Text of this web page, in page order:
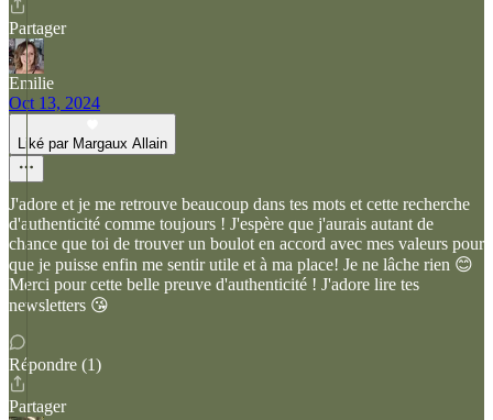
Partager
Emilie
Oct 13, 2024
Liké par Margaux Allain
J'adore et je me retrouve beaucoup dans tes mots et cette recherche
d'authenticité comme toujours ! J'espère que j'aurais autant de
chance que toi de trouver un boulot en accord avec mes valeurs pour
que je puisse enfin me sentir utile et à ma place! Je ne lâche rien 😊
Merci pour cette belle preuve d'authenticité ! J'adore lire tes
newsletters 😘
Répondre (1)
Partager